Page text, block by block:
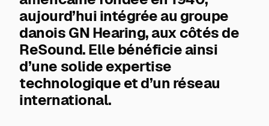
aujourd’hui intégrée au groupe
danois GN Hearing, aux côtés de
ReSound. Elle bénéficie ainsi
d’une solide expertise
technologique et d’un réseau
international.